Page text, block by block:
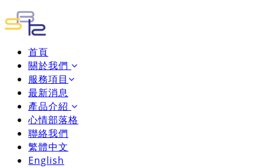
首頁
關於我們
服務項目
最新消息
產品介紹
心情部落格
聯絡我們
繁體中文
English